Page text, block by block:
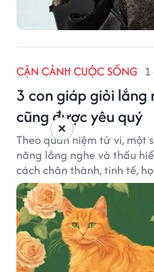
CẬN CẢNH CUỘC SỐNG
3 con giáp giỏi lắng
cũng được yêu quý
Theo quan niệm tử vi, một
năng lắng nghe và thấu
cách chân thành, tinh tế,
tạo dựng nhiều mối quan
×